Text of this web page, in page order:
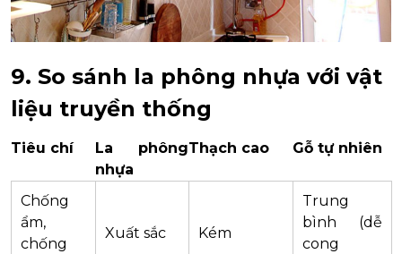
9. So sánh la phông nhựa với vật
liệu truyền thống
Tiêu chí
La phông
nhựa
Thạch cao Gỗ tự nhiên
Chống
ẩm,
chống
Xuất sắc Kém
Trung
bình (dễ
cong